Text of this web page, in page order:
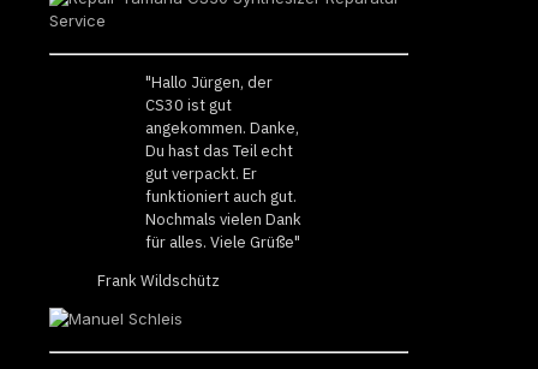
"Hallo Jürgen, der
CS30 ist gut
angekommen. Danke,
Du hast das Teil echt
gut verpackt. Er
funktioniert auch gut.
Nochmals vielen Dank
für alles. Viele Grüße"
Frank Wildschütz